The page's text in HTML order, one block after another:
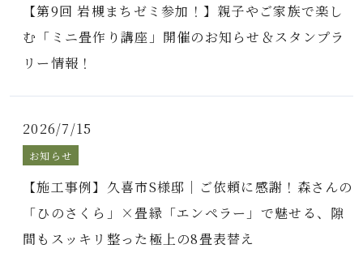
【第9回 岩槻まちゼミ参加！】親子やご家族で楽し
む「ミニ畳作り講座」開催のお知らせ＆スタンプラ
リー情報！
2026/7/15
お知らせ
【施工事例】久喜市S様邸｜ご依頼に感謝！森さんの
「ひのさくら」×畳縁「エンペラー」で魅せる、隙
間もスッキリ整った極上の8畳表替え